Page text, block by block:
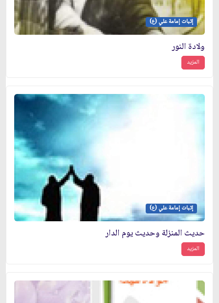
إثبات إمامة علي (ع)
ولادة النور
المزيد
إثبات إمامة علي (ع)
حديث المنزلة وحديث يوم الدار
المزيد